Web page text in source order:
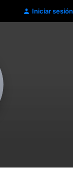
Iniciar sesión